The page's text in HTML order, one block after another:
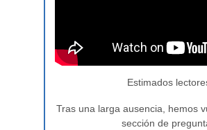
Estimados
Tras una larga ausencia, hemos
sección de